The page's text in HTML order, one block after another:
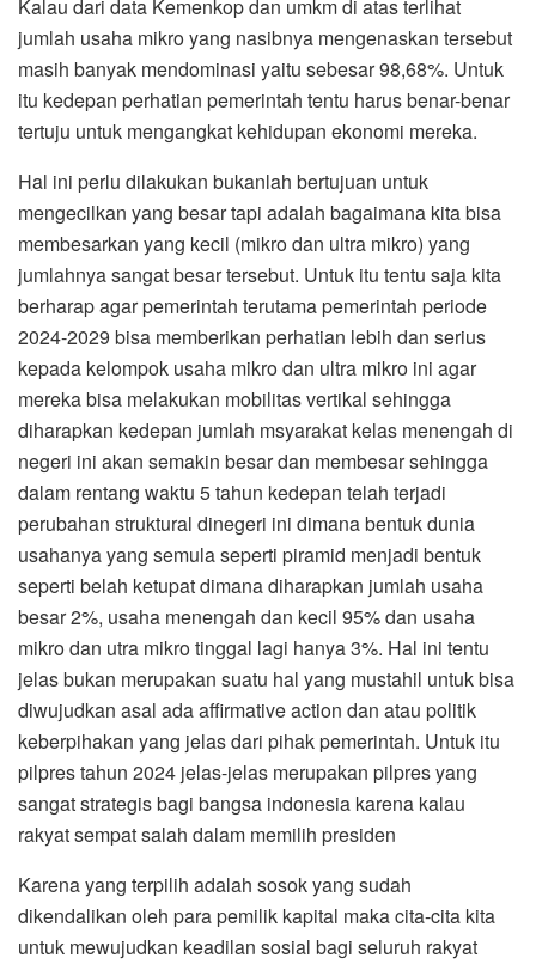
Kalau dari data Kemenkop dan umkm di atas terlihat
jumlah usaha mikro yang nasibnya mengenaskan tersebut
masih banyak mendominasi yaitu sebesar 98,68%. Untuk
itu kedepan perhatian pemerintah tentu harus benar-benar
tertuju untuk mengangkat kehidupan ekonomi mereka.
Hal ini perlu dilakukan bukanlah bertujuan untuk
mengecilkan yang besar tapi adalah bagaimana kita bisa
membesarkan yang kecil (mikro dan ultra mikro) yang
jumlahnya sangat besar tersebut. Untuk itu tentu saja kita
berharap agar pemerintah terutama pemerintah periode
2024-2029 bisa memberikan perhatian lebih dan serius
kepada kelompok usaha mikro dan ultra mikro ini agar
mereka bisa melakukan mobilitas vertikal sehingga
diharapkan kedepan jumlah msyarakat kelas menengah di
negeri ini akan semakin besar dan membesar sehingga
dalam rentang waktu 5 tahun kedepan telah terjadi
perubahan struktural dinegeri ini dimana bentuk dunia
usahanya yang semula seperti piramid menjadi bentuk
seperti belah ketupat dimana diharapkan jumlah usaha
besar 2%, usaha menengah dan kecil 95% dan usaha
mikro dan utra mikro tinggal lagi hanya 3%. Hal ini tentu
jelas bukan merupakan suatu hal yang mustahil untuk bisa
diwujudkan asal ada affirmative action dan atau politik
keberpihakan yang jelas dari pihak pemerintah. Untuk itu
pilpres tahun 2024 jelas-jelas merupakan pilpres yang
sangat strategis bagi bangsa indonesia karena kalau
rakyat sempat salah dalam memilih presiden
Karena yang terpilih adalah sosok yang sudah
dikendalikan oleh para pemilik kapital maka cita-cita kita
untuk mewujudkan keadilan sosial bagi seluruh rakyat